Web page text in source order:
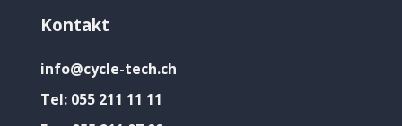
Kontakt
info@cycle-tech.ch
Tel: 055 211 11 11